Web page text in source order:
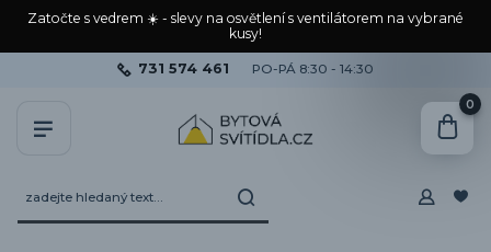
Zatočte s vedrem ☀️ - slevy na osvětlení s ventilátorem na vybrané
kusy!
731 574 461 PO-PÁ 8:30 - 14:30
0